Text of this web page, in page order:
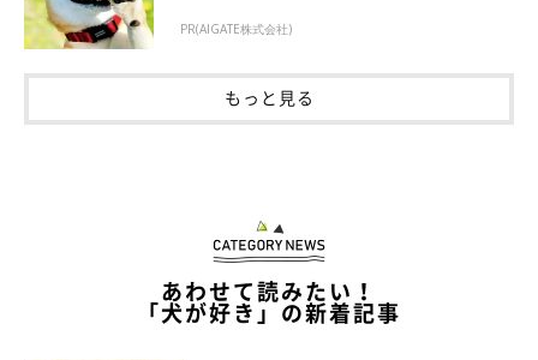
作者のブログとSNS
連載とは別の漫画が載っています。
PR(AIGATE株式会社)
もっと見る
あわせて読みたい！
「犬が好き」の新着記事